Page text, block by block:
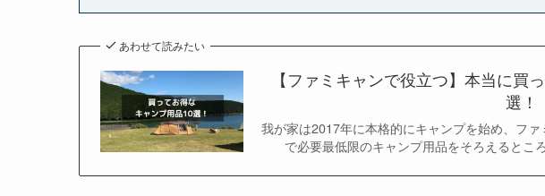
あわせて読みたい
【ファミキャンで役立つ】本当に買
選！
我が家は2017年に本格的にキャンプを始め、フ
で必要最低限のキャンプ用品をそろえるとこ